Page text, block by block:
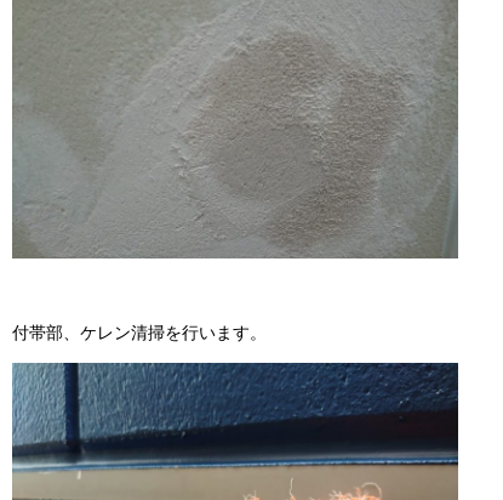
付帯部、ケレン清掃を行います。